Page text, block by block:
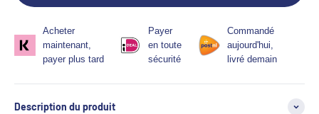
Acheter
maintenant,
payer plus tard
Payer
en toute
sécurité
Commandé
aujourd'hui,
livré demain
Description du produit